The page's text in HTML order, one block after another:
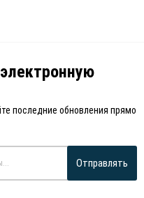
последние обновления прямо
Отправлять